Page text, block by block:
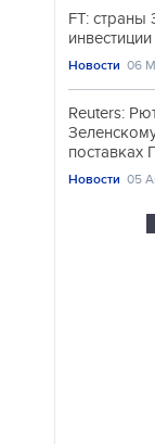
FT: страны
инвестиции
Новости 06
Reuters:
поставках
Новости 05